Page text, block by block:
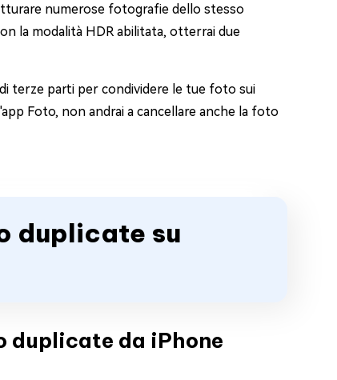
numerose fotografie dello stesso
la modalità HDR abilitata, otterrai due
terze parti per condividere le tue foto sui
Foto, non andrai a cancellare anche la foto
duplicate su
duplicate da iPhone